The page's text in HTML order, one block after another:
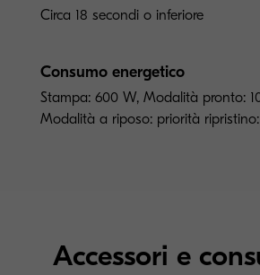
Circa 18 secondi o inferiore
Consumo energetico
Stampa: 600 W, Modalità pronto:
Modalità a riposo: priorità ripristino:
Accessori e